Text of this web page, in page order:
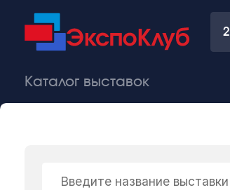
2
Каталог выставок
Введите название выставки